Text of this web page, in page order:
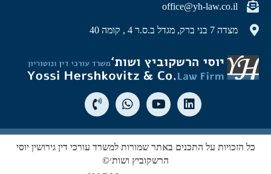
office@yh-law.co.il
מצדה 7 בני ברק, מגדל ב.ס.ר 4 , קומה 40
כל הזכויות על התכנים באתר שמורות למשרד עורכי דין גירושין יוסי
הרשקוביץ ושות׳©